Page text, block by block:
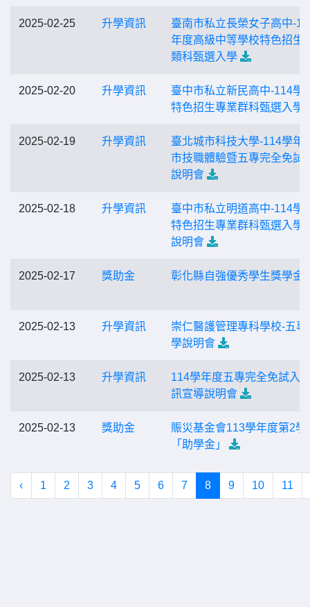
2025-02-25 升學資訊
臺南市私立長榮女子高中-
年度高級中等學校特色招生
類科甄選入學
2025-02-20 升學資訊
臺中市私立新民高中-114學
特色招生專業群科甄選入學
2025-02-19 升學資訊
臺北城市科技大學-114學年
市技職體驗暨五專完全免試
說明會
2025-02-18 升學資訊
臺中市私立明道高中-114學
特色招生專業群科甄選入學
說明會
2025-02-17 獎助金 彰化縣自強優秀學生獎學金
2025-02-13 升學資訊
崇仁醫護管理專科學校-五專
學說明會
2025-02-13 升學資訊
114學年度五專完全免試入
訊宣導說明會
2025-02-13 獎助金
賑災基金會113學年度第2學
「助學金」
‹ 1 2 3 4 5 6 7 8 9 10 11